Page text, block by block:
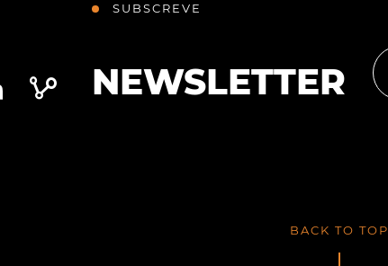
BACK TO TOP
SUBSCREVE
NEWSLETTER